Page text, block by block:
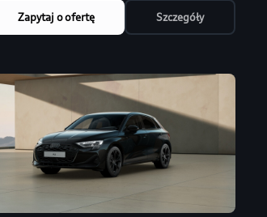
Zapytaj o ofertę Szczegóły